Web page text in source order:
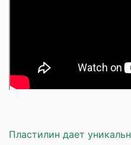
Пластилин дает